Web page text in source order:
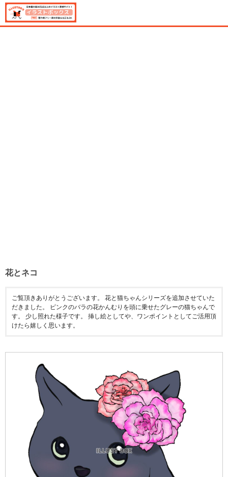
花とネコ
ご覧頂きありがとうございます。 花と猫ちゃんシリーズを追加させていた
だきました。 ピンクのバラの花かんむりを頭に乗せたグレーの猫ちゃんで
す。 少し照れた様子です。 挿し絵としてや、ワンポイントとしてご活用頂
けたら嬉しく思います。